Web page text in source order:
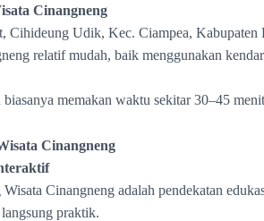
Cinangneng
Cihideung Udik, Kec. Ciampea, Kabupaten
relatif mudah, baik menggunakan
memakan waktu sekitar 30–45
Cinangneng
Cinangneng adalah pendekatan
praktik.